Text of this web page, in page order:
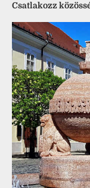
Csatlakozz